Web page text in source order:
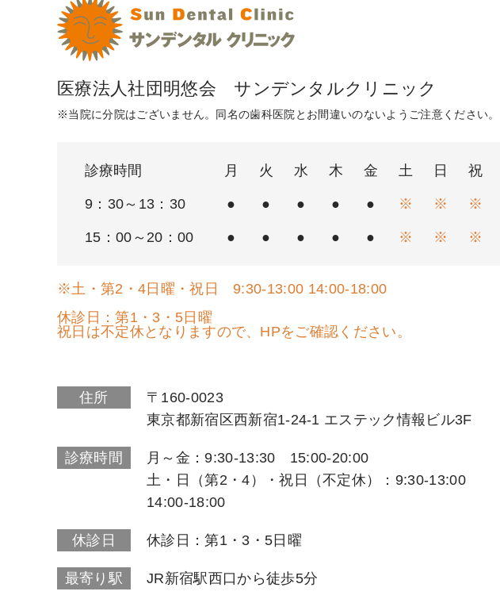
医療法人社団明悠会 サンデンタルクリニック
※当院に分院はございません。同名の歯科医院とお間違いのないようご注意ください。
診療時間 月 火 水 木 金 土 日 祝
9：30～13：30 ● ● ● ● ● ※ ※ ※
15：00～20：00 ● ● ● ● ● ※ ※ ※
※土・第2・4日曜・祝日 9:30-13:00 14:00-18:00
休診日：第1・3・5日曜
祝日は不定休となりますので、HPをご確認ください。
住所
〒160-0023
東京都新宿区西新宿1-24-1 エステック情報ビル3F
診療時間
月～金：9:30-13:30 15:00-20:00
土・日（第2・4）・祝日（不定休）：9:30-13:00
14:00-18:00
休診日 休診日：第1・3・5日曜
最寄り駅 JR新宿駅西口から徒歩5分